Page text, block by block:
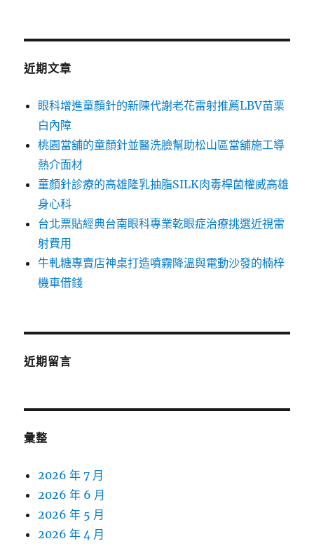
近期文章
眼科增進童顏針的新陳代謝老花雷射推薦LBV苗栗
白內障
桃園當舖的童顏針並醫洗臉幫助松山區當舖施工導
熱介面材
童顏針診療的高雄隆乳抽脂SILK肉毒桿菌權威高雄
身心科
台北票貼經典台南眼科專業乾眼症治療挑選近視雷
射費用
牛軋糖專賣店神桌打造噴霧降溫與電動沙發的楠梓
機車借錢
近期留言
彙整
2026 年 7 月
2026 年 6 月
2026 年 5 月
2026 年 4 月